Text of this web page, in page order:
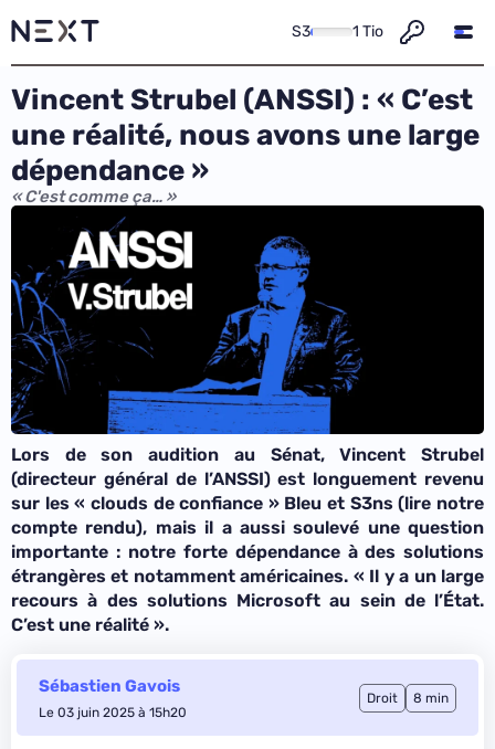
S3 1 Tio
Vincent Strubel (ANSSI) : « C’est
une réalité, nous avons une large
dépendance »
« C'est comme ça… »
Lors de son audition au Sénat, Vincent Strubel
(directeur général de l’ANSSI) est longuement revenu
sur les « clouds de confiance » Bleu et S3ns (lire notre
compte rendu), mais il a aussi soulevé une question
importante : notre forte dépendance à des solutions
étrangères et notamment américaines. « Il y a un large
recours à des solutions Microsoft au sein de l’État.
C’est une réalité ».
Sébastien Gavois
Le 03 juin 2025 à 15h20
Droit 8 min